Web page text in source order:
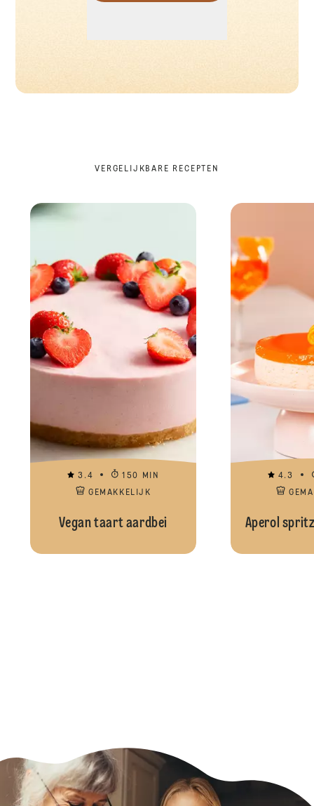
VERGELIJKBARE RECEPTEN
3.4
150 MIN
GEMAKKELIJK
Vegan taart aardbei
4.3
Aperol